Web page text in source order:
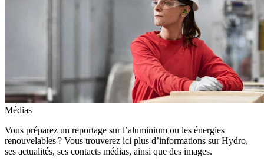
Médias
Vous préparez un reportage sur l’aluminium ou les énergies
renouvelables ? Vous trouverez ici plus d’informations sur Hydro,
ses actualités, ses contacts médias, ainsi que des images.